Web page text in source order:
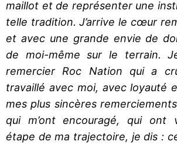
maillot et de représenter une
telle tradition. J’arrive le cœur
et avec une grande envie de
de moi-même sur le terrain.
remercier Roc Nation qui a
travaillé avec moi, avec loyauté
mes plus sincères
qui m’ont encouragé, qui ont
étape de ma trajectoire, je dis :